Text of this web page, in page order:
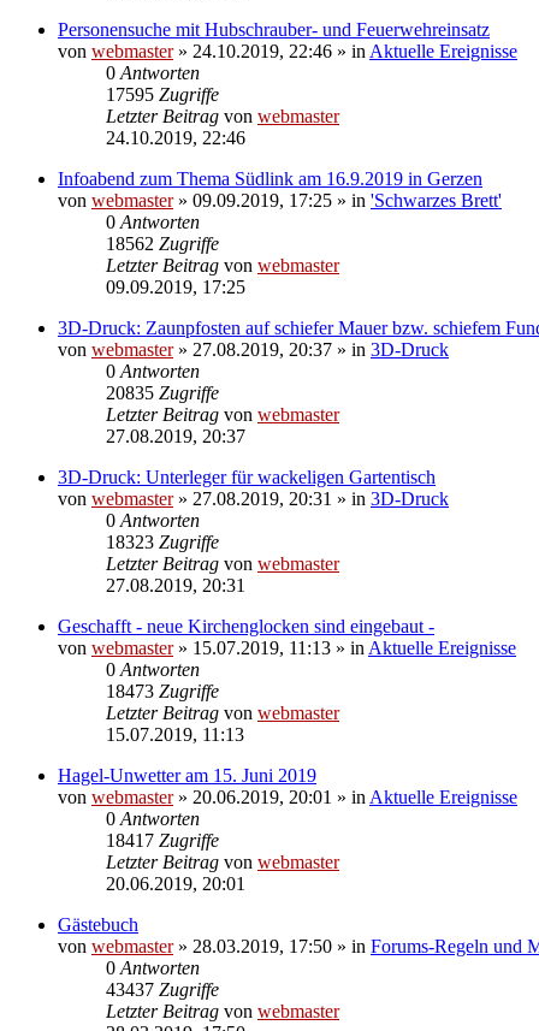
Personensuche mit Hubschrauber- und Feuerwehreinsatz
von webmaster» 24.10.2019, 22:46 » in Aktuelle Ereignisse
0 Antworten
17595 Zugriffe
Letzter Beitrag von webmaster
24.10.2019, 22:46
Infoabend zum Thema Südlink am 16.9.2019 in Gerzen
von webmaster» 09.09.2019, 17:25 » in 'Schwarzes Brett'
0 Antworten
18562 Zugriffe
Letzter Beitrag von webmaster
09.09.2019, 17:25
3D-Druck: Zaunpfosten auf schiefer Mauer bzw. schiefem
von webmaster» 27.08.2019, 20:37 » in 3D-Druck
0 Antworten
20835 Zugriffe
Letzter Beitrag von webmaster
27.08.2019, 20:37
3D-Druck: Unterleger für wackeligen Gartentisch
von webmaster» 27.08.2019, 20:31 » in 3D-Druck
0 Antworten
18323 Zugriffe
Letzter Beitrag von webmaster
27.08.2019, 20:31
Geschafft - neue Kirchenglocken sind eingebaut -
von webmaster» 15.07.2019, 11:13 » in Aktuelle Ereignisse
0 Antworten
18473 Zugriffe
Letzter Beitrag von webmaster
15.07.2019, 11:13
Hagel-Unwetter am 15. Juni 2019
von webmaster» 20.06.2019, 20:01 » in Aktuelle Ereignisse
0 Antworten
18417 Zugriffe
Letzter Beitrag von webmaster
20.06.2019, 20:01
Gästebuch
von webmaster» 28.03.2019, 17:50 » in Forums-Regeln und
0 Antworten
43437 Zugriffe
Letzter Beitrag von webmaster